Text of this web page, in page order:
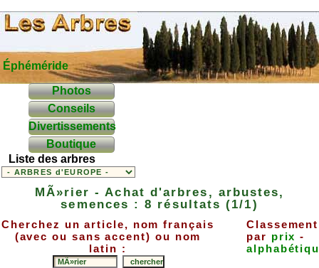
Éphéméride
Photos
Conseils
Divertissements
Boutique
Liste des arbres
MÃ»rier - Achat d'arbres, arbustes,
semences : 8 résultats (1/1)
Cherchez un article, nom français
(avec ou sans accent) ou nom
latin :
Classement
par prix -